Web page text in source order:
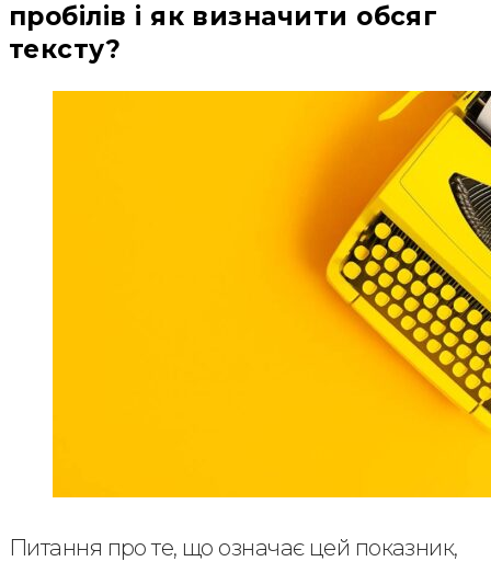
пробілів і як визначити обсяг
тексту?
Питання про те, що означає цей показник,